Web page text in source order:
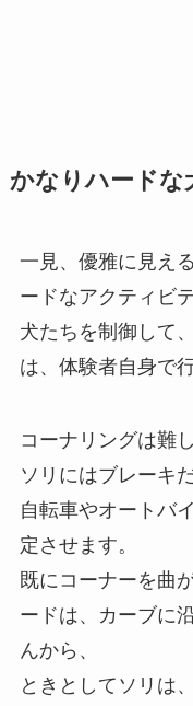
かなりハードな
一見、優雅に見え
ードなアクティビ
犬たちを制御して
は、体験者自身で
コーナリングは難
ソリにはブレーキ
自転車やオートバ
定させます。
既にコーナーを曲
ードは、カーブに
んから、
ときとしてソリは